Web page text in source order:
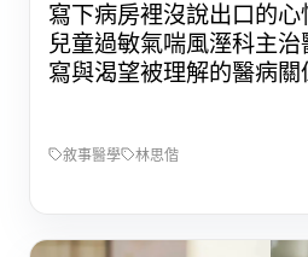
寫下病房裡沒說出口的
兒童過敏氣喘風溼科主
寫與渴望被理解的醫病關
敘事醫學 林思偕